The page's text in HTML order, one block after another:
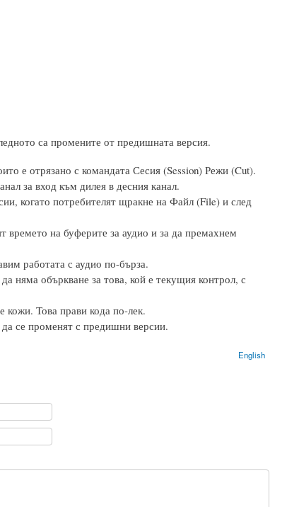
са промените от предишната версия.
е отрязано с командата Сесия (Session) Режи (Cut).
за вход към дилея в десния канал.
когато потребителят щракне на Файл (File) и след
времето на буферите за аудио и за да премахнем
работата с аудио по-бърза.
няма объркване за това, кой е текущия контрол, с
кожи. Това прави кода по-лек.
се променят с предишни версии.
English